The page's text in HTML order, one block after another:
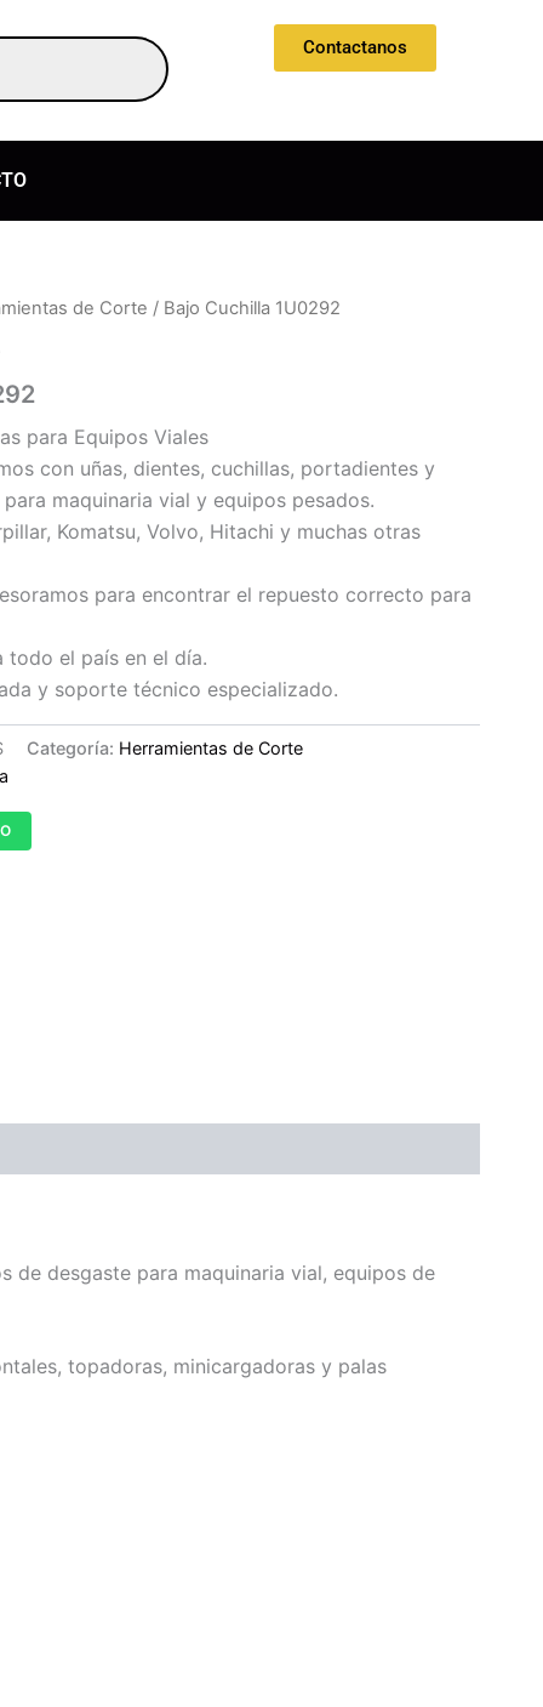
Contactanos
de Corte / Bajo Cuchilla 1U0292
para Equipos Viales
con uñas, dientes, cuchillas, portadientes y
maquinaria vial y equipos pesados.
Komatsu, Volvo, Hitachi y muchas otras
para encontrar el repuesto correcto para
todo el país en el día.
y soporte técnico especializado.
Categoría: Herramientas de Corte
de desgaste para maquinaria vial, equipos de
topadoras, minicargadoras y palas